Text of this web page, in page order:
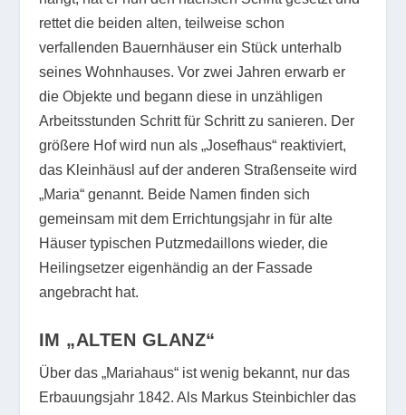
rettet die beiden alten, teilweise schon
verfallenden Bauernhäuser ein Stück unterhalb
seines Wohnhauses. Vor zwei Jahren erwarb er
die Objekte und begann diese in unzähligen
Arbeitsstunden Schritt für Schritt zu sanieren. Der
größere Hof wird nun als „Josefhaus“ reaktiviert,
das Kleinhäusl auf der anderen Straßenseite wird
„Maria“ genannt. Beide Namen finden sich
gemeinsam mit dem Errichtungsjahr in für alte
Häuser typischen Putzmedaillons wieder, die
Heilingsetzer eigenhändig an der Fassade
angebracht hat.
IM „ALTEN GLANZ“
Über das „Mariahaus“ ist wenig bekannt, nur das
Erbauungsjahr 1842. Als Markus Steinbichler das